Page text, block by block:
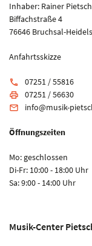
Inhaber: Rainer Pietsch
Biffachstraße 4
76646 Bruchsal-
Anfahrtsskizze
phone 07251 / 55816
print 07251 / 56630
email info@musik-
Öffnungszeiten
Mo: geschlossen
Di-Fr: 10:00 - 18:00 Uhr
Sa: 9:00 - 14:00 Uhr
Musik-Center